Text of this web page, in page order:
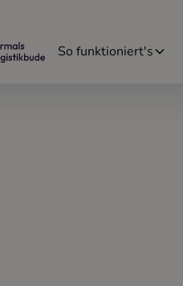
So funktioniert's